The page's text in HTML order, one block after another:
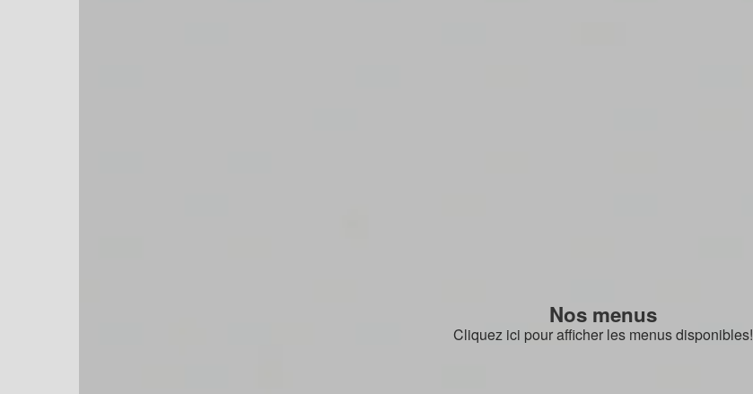
Nos menus
Cliquez ici pour afficher les menus disponibles!